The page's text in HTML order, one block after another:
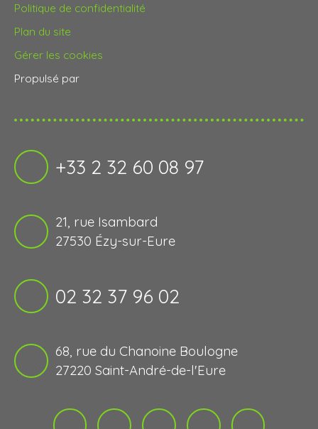
Politique de confidentialité
Plan du site
Gérer les cookies
Propulsé par
+33 2 32 60 08 97
21, rue Isambard
27530 Ézy-sur-Eure
02 32 37 96 02
68, rue du Chanoine Boulogne
27220 Saint-André-de-l'Eure